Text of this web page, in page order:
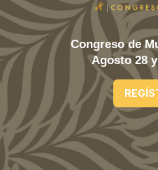
Congreso de
Agosto 28